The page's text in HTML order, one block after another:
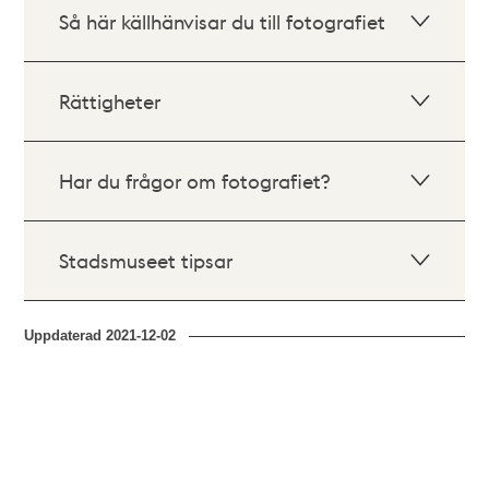
Så här källhänvisar du till fotografiet
Rättigheter
Har du frågor om fotografiet?
Stadsmuseet tipsar
Uppdaterad2021-12-02